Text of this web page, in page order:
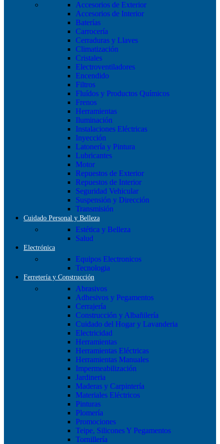
Accesorios de Exterior
Accesorios de Interior
Baterías
Carrocería
Cerraduras y Llaves
Climatización
Cristales
Electroventiladores
Encendido
Filtros
Fluídos y Productos Químicos
Frenos
Herramientas
Iluminación
Instalaciones Eléctricas
Inyección
Latonería y Pintura
Lubricantes
Motor
Repuestos de Exterior
Repuestos de Interior
Seguridad Vehicular
Suspensión y Dirección
Transmisión
Cuidado Personal y Belleza
Estética y Belleza
Salud
Electrónica
Equipos Electronicos
Tecnologia
Ferretería y Construcción
Abrasivos
Adhesivos y Pegamentos
Cerrajería
Construcción y Albañilería
Cuidado del Hogar y Lavanderia
Electricidad
Herramientas
Herramientas Eléctricas
Herramientas Manuales
Impermeabilización
Jardineria
Maderas y Carpintería
Materiales Eléctricos
Pinturas
Plomería
Promociones
Teipe, Silicones Y Pegamentos
Tornillería